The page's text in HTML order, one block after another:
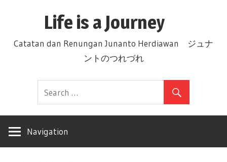
Life is a Journey
Catatan dan Renungan Junanto Herdiawan ジュナ
ントのつれづれ
Navigation